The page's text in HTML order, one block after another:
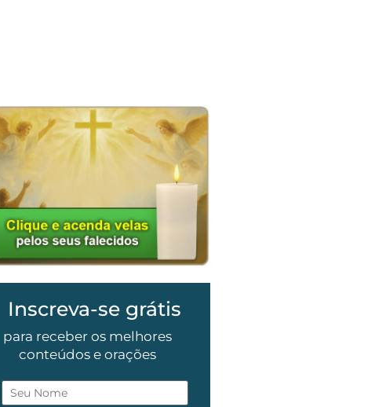
Inscreva-se grátis
para receber os melhores
conteúdos e orações